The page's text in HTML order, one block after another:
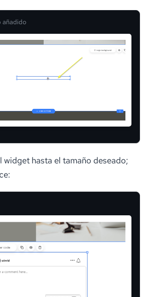
añadido
widget hasta el tamaño deseado;